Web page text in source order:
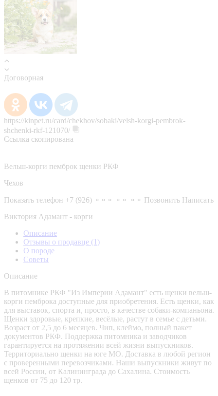
Договорная
https://kinpet.ru/card/chekhov/sobaki/velsh-korgi-pembrok-
shchenki-rkf-121070/
Ссылка скопирована
Вельш-корги пемброк щенки РКФ
Чехов
Показать телефон +7 (926) ⚬⚬⚬ ⚬⚬ ⚬⚬ Позвонить Написать
Виктория Адамант - корги
Описание
Отзывы о продавце (1)
О породе
Советы
Описание
В питомнике РКФ "Из Империи Адамант" есть щенки вельш-
корги пемброка доступные для приобретения. Есть щенки, как
для выставок, спорта и, просто, в качестве собаки-компаньона.
Щенки здоровые, крепкие, весёлые, растут в семье с детьми.
Возраст от 2,5 до 6 месяцев. Чип, клеймо, полный пакет
документов РКФ. Поддержка питомника и заводчиков
гарантируется на протяжении всей жизни выпускников.
Территориально щенки на юге МО. Доставка в любой регион
с проверенными перевозчиками. Наши выпускники живут по
всей России, от Калининграда до Сахалина. Стоимость
щенков от 75 до 120 тр.